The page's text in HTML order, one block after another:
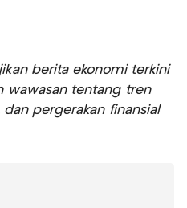
berita ekonomi terkini
wawasan tentang tren
dan pergerakan finansial